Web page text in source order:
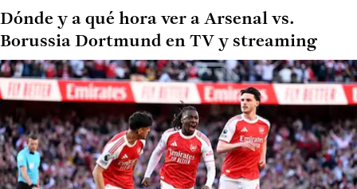
Dónde y a qué hora ver a Arsenal vs.
Borussia Dortmund en TV y streaming